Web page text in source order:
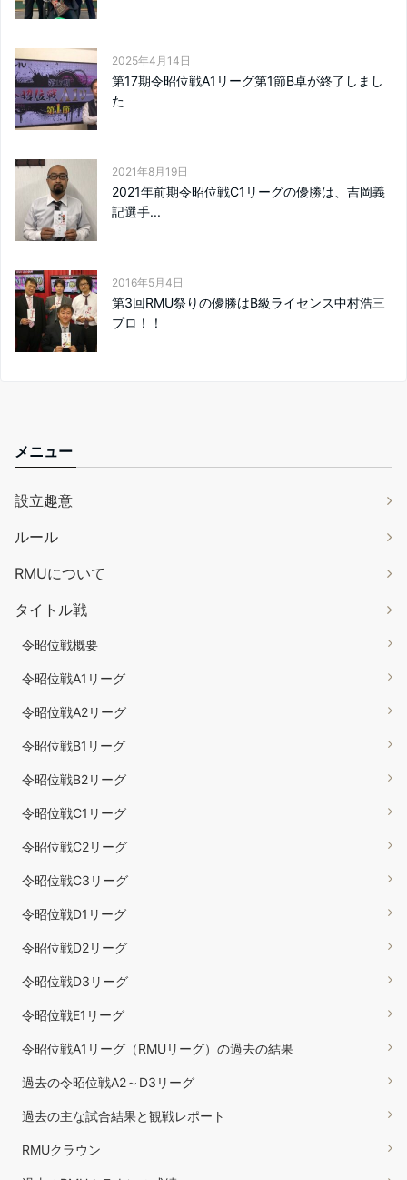
2025年4月14日
第17期令昭位戦A1リーグ第1節B卓が終了しまし
た
2021年8月19日
2021年前期令昭位戦C1リーグの優勝は、吉岡義
記選手...
2016年5月4日
第3回RMU祭りの優勝はB級ライセンス中村浩三
プロ！！
メニュー
設立趣意
ルール
RMUについて
タイトル戦
令昭位戦概要
令昭位戦A1リーグ
令昭位戦A2リーグ
令昭位戦B1リーグ
令昭位戦B2リーグ
令昭位戦C1リーグ
令昭位戦C2リーグ
令昭位戦C3リーグ
令昭位戦D1リーグ
令昭位戦D2リーグ
令昭位戦D3リーグ
令昭位戦E1リーグ
令昭位戦A1リーグ（RMUリーグ）の過去の結果
過去の令昭位戦A2～D3リーグ
過去の主な試合結果と観戦レポート
RMUクラウン